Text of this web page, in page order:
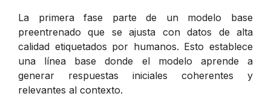
La primera fase parte de un modelo base
preentrenado que se ajusta con datos de alta
calidad etiquetados por humanos. Esto establece
una línea base donde el modelo aprende a
generar respuestas iniciales coherentes y
relevantes al contexto.